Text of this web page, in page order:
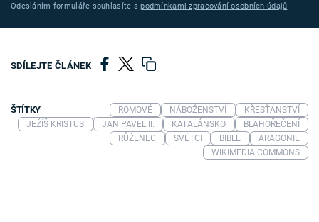
Odesláním formuláře souhlasíte spodmínkami zpracování osobních údajů
SDÍLEJTE ČLÁNEK
ŠTÍTKY ROMOVÉ NÁBOŽENSTVÍ
KŘESŤANSTVÍ
JEŽÍŠ KRISTUS
JAN PAVEL II. KATALÁNSKO
BLAHOŘEČENÍ
RŮŽENEC
SVĚTCI BIBLE
ARAGONIE
WIKIMEDIA COMMONS